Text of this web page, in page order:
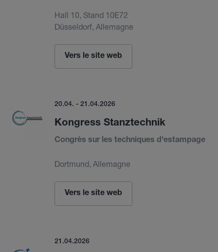
Hall 10, Stand 10E72
Düsseldorf, Allemagne
Vers le site web
20.04. - 21.04.2026
Kongress Stanztechnik
Congrès sur les techniques d'estampage
Dortmund, Allemagne
Vers le site web
21.04.2026